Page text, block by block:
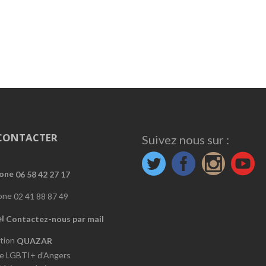
06 58 42 27 17
02 41 88 87 49
Contactez-nous par mail
QUAZAR
LGBTI+ d’Angers
Suivez nous sur :